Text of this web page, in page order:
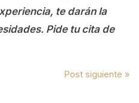
te darán la
Pide tu cita de
Post siguiente »